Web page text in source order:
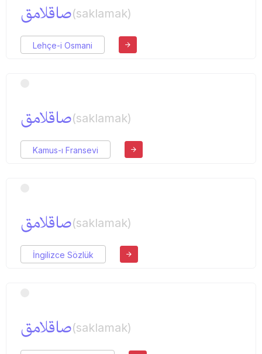
صاقلامق(saklamak)
Lehçe-i Osmani
صاقلامق(saklamak)
Kamus-ı Fransevi
صاقلامق(saklamak)
İngilizce Sözlük
صاقلامق(saklamak)